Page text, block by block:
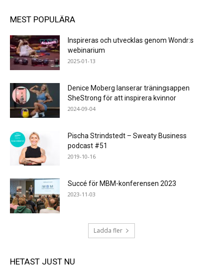
MEST POPULÄRA
Inspireras och utvecklas genom Wondr:s
webinarium
2025-01-13
Denice Moberg lanserar träningsappen
SheStrong för att inspirera kvinnor
2024-09-04
Pischa Strindstedt – Sweaty Business
podcast #51
2019-10-16
Succé för MBM-konferensen 2023
2023-11-03
Ladda fler
HETAST JUST NU